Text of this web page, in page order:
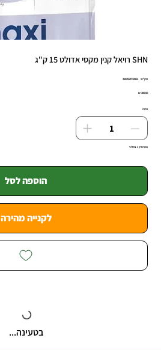
SHN רויאל קנין מקסי אדולט 15 ק"ג
מק"ט:
מק"ט
3182550732154
מחיר‏380.00 ‏₪
כמות
נותרו רק 1 במלאי
הוספה לסל
לקנייה מהירה
בטעינה...